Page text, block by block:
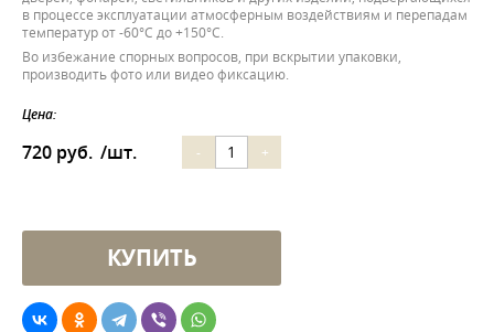
в процессе эксплуатации атмосферным воздействиям и перепадам
температур от -60°С до +150°С.
Во избежание спорных вопросов, при вскрытии упаковки,
производить фото или видео фиксацию.
Цена:
720 руб. /шт. - +